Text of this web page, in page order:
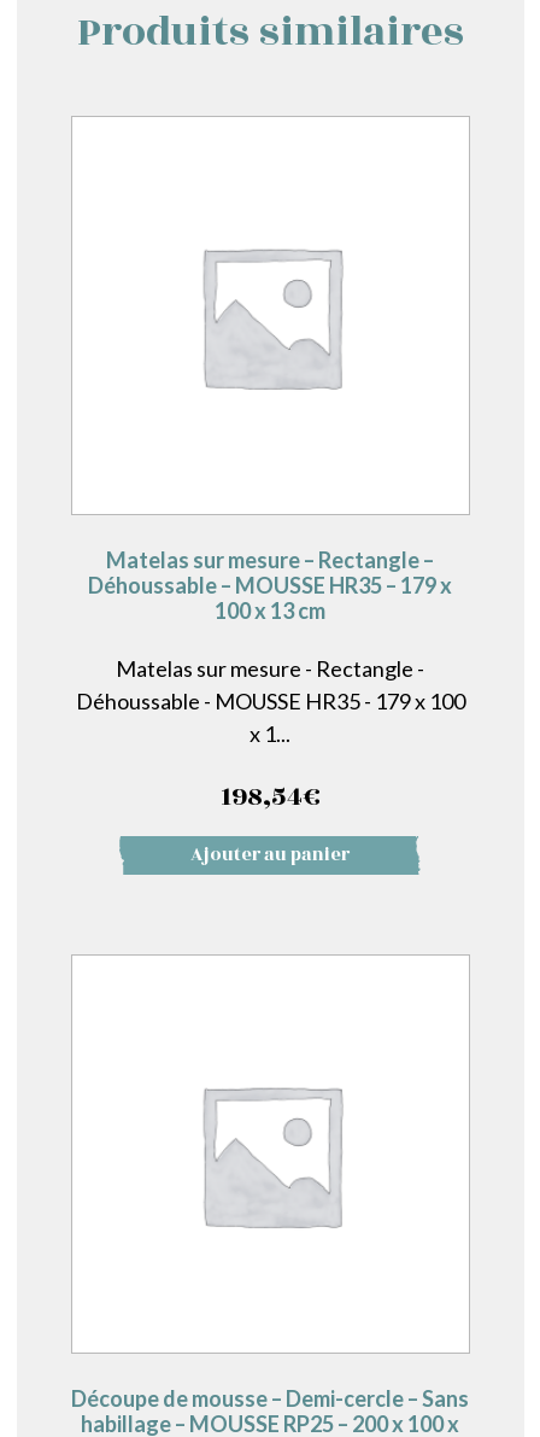
Produits similaires
Matelas sur mesure – Rectangle –
Déhoussable – MOUSSE HR35 – 179 x
100 x 13 cm
Matelas sur mesure - Rectangle -
Déhoussable - MOUSSE HR35 - 179 x 100
x 1...
198,54€
Ajouter au panier
Découpe de mousse – Demi-cercle – Sans
habillage – MOUSSE RP25 – 200 x 100 x